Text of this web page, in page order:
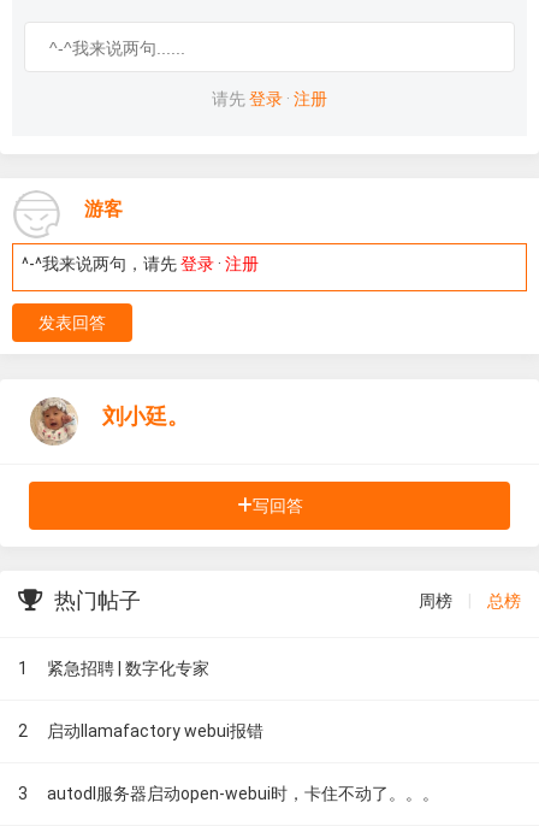
请先登录 · 注册
游客
^-^我来说两句，请先登录 · 注册
发表回答
刘小廷。
写回答
热门帖子 周榜 总榜
1 紧急招聘 | 数字化专家
2 启动llamafactory webui报错
3 autodl服务器启动open-webui时，卡住不动了。。。